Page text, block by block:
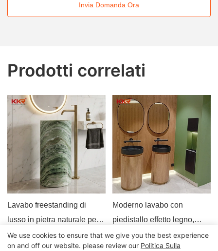
Invia Domanda Ora
Prodotti correlati
Lavabo freestanding di
lusso in pietra naturale per
progetti di bagni alberghieri.
Moderno lavabo con
piedistallo effetto legno,
mobiletto per lavabo da
bagno commerciale in stile
We use cookies to ensure that we give you the best experience
on and off our website. please review our Politica Sulla